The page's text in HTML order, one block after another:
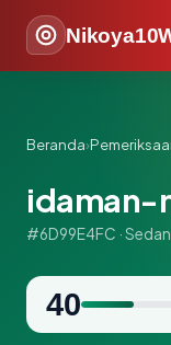
Beranda›
idaman-
#6D99E4FC ·
40